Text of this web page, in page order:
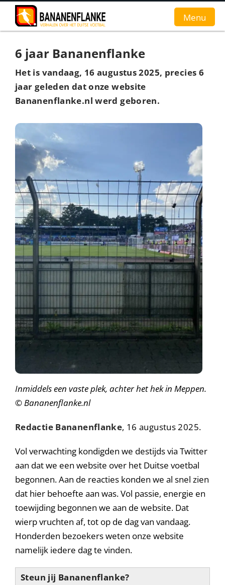
Home
Nieuws
Interviews
Groundhopverhalen
De fans
Achtergrond
Menu
6 jaar Bananenflanke
Het is vandaag, 16 augustus 2025, precies 6
jaar geleden dat onze website
Bananenflanke.nl werd geboren.
Inmiddels een vaste plek, achter het hek in Meppen.
© Bananenflanke.nl
Redactie Bananenflanke, 16 augustus 2025.
Vol verwachting kondigden we destijds via Twitter
aan dat we een website over het Duitse voetbal
begonnen. Aan de reacties konden we al snel zien
dat hier behoefte aan was. Vol passie, energie en
toewijding begonnen we aan de website. Dat
wierp vruchten af, tot op de dag van vandaag.
Honderden bezoekers weten onze website
namelijk iedere dag te vinden.
Steun jij Bananenflanke?